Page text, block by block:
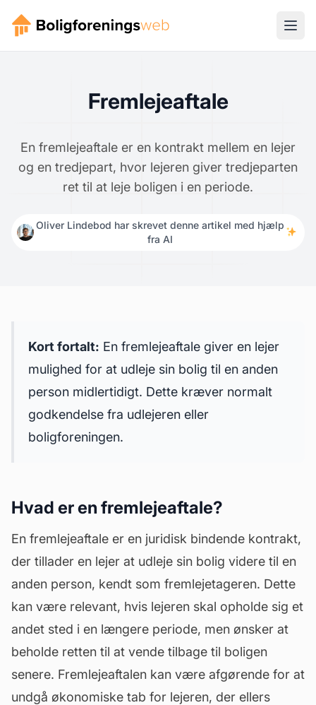
Fremlejeaftale
En fremlejeaftale er en kontrakt mellem en lejer
og en tredjepart, hvor lejeren giver tredjeparten
ret til at leje boligen i en periode.
Oliver Lindebod har skrevet denne artikel med hjælp
fra AI
Kort fortalt: En fremlejeaftale giver en lejer
mulighed for at udleje sin bolig til en anden
person midlertidigt. Dette kræver normalt
godkendelse fra udlejeren eller
boligforeningen.
Hvad er en fremlejeaftale?
En fremlejeaftale er en juridisk bindende kontrakt,
der tillader en lejer at udleje sin bolig videre til en
anden person, kendt som fremlejetageren. Dette
kan være relevant, hvis lejeren skal opholde sig et
andet sted i en længere periode, men ønsker at
beholde retten til at vende tilbage til boligen
senere. Fremlejeaftalen kan være afgørende for at
undgå økonomiske tab for lejeren, der ellers